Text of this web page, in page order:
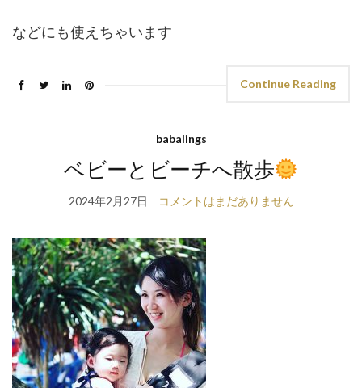
などにも使えちゃいます
Continue Reading
babalings
ベビーとビーチへ散歩
2024年2月27日 コメントはまだありません